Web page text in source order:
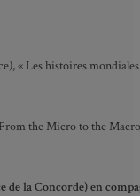
« Les histoires
the Micro to the
de la Concorde) en